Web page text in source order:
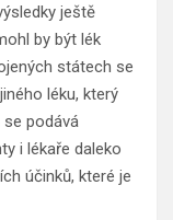
ještě
by být lék
státech se
léku, který
podává
i lékaře daleko
účinků, které je